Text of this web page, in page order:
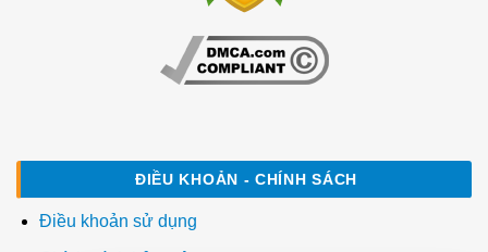
ĐIỀU KHOẢN - CHÍNH SÁCH
Điều khoản sử dụng